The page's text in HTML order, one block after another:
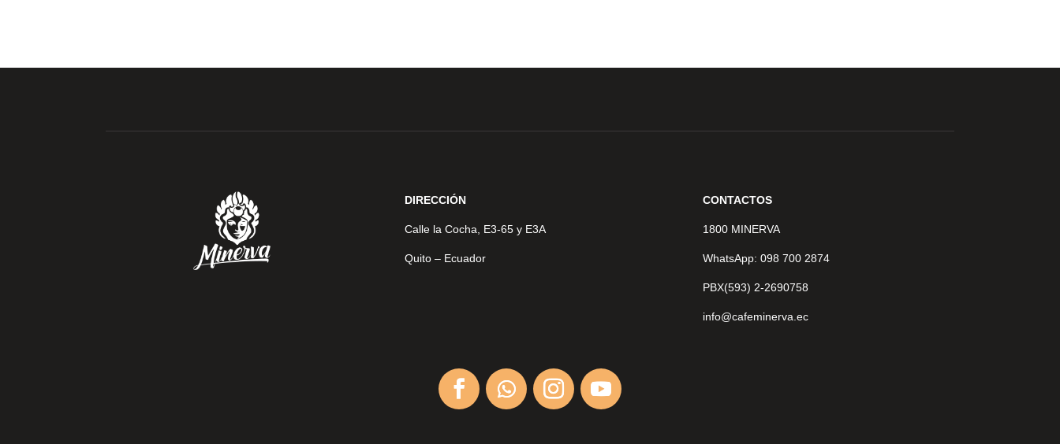
DIRECCIÓN
Calle la Cocha, E3-65 y E3A
Quito – Ecuador
CONTACTOS
1800 MINERVA
WhatsApp: 098 700 2874
PBX(593) 2-2690758
info@cafeminerva.ec